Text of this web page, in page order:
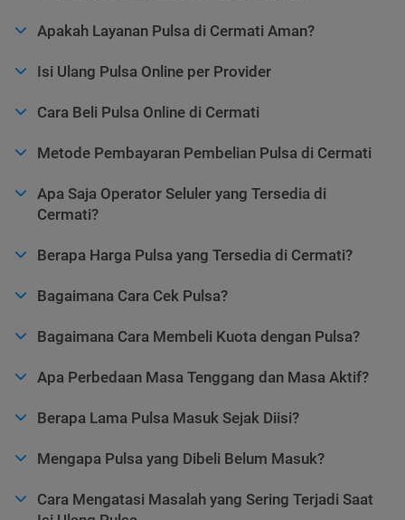
Apakah Layanan Pulsa di Cermati Aman?
Isi Ulang Pulsa Online per Provider
Cara Beli Pulsa Online di Cermati
Metode Pembayaran Pembelian Pulsa di Cermati
Apa Saja Operator Seluler yang Tersedia di
Cermati?
Berapa Harga Pulsa yang Tersedia di Cermati?
Bagaimana Cara Cek Pulsa?
Bagaimana Cara Membeli Kuota dengan Pulsa?
Apa Perbedaan Masa Tenggang dan Masa Aktif?
Berapa Lama Pulsa Masuk Sejak Diisi?
Mengapa Pulsa yang Dibeli Belum Masuk?
Cara Mengatasi Masalah yang Sering Terjadi Saat